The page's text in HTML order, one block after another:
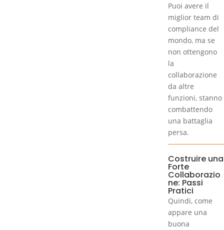
Puoi avere il
miglior team di
compliance del
mondo, ma se
non ottengono
la
collaborazione
da altre
funzioni, stanno
combattendo
una battaglia
persa.
Costruire una
Forte
Collaborazio
ne: Passi
Pratici
Quindi, come
appare una
buona